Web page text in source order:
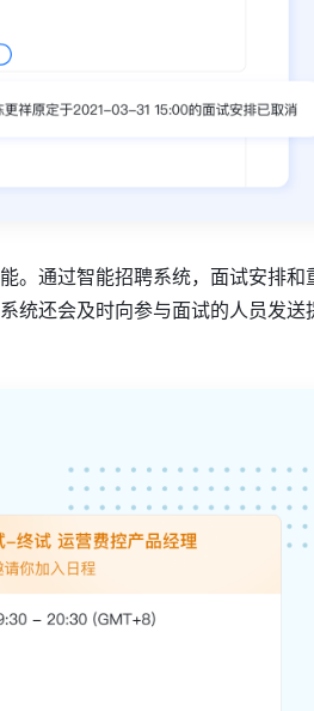
。通过智能招聘系统，面试安排和
统还会及时向参与面试的人员发送